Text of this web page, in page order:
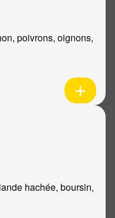
poivrons, oignons,
hachée, boursin,